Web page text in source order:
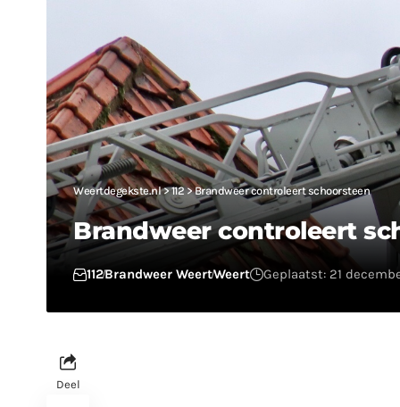
Weertdegekste.nl>112>Brandweer controleert schoorsteen
Brandweer controleert
112Brandweer WeertWeert Geplaatst: 21
Deel